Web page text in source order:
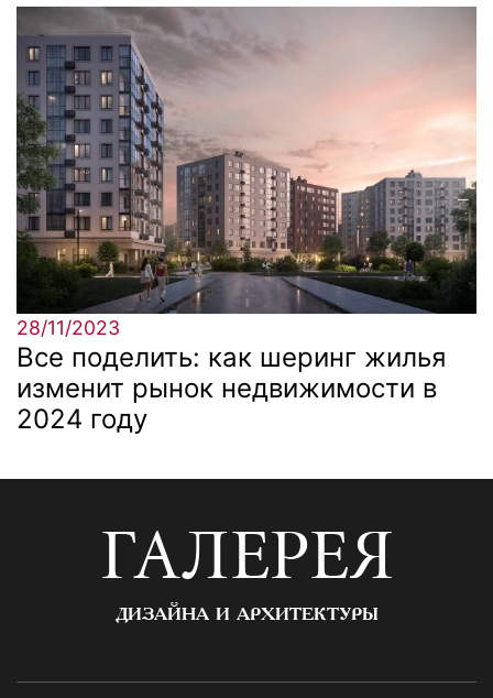
28/11/2023
Все поделить: как шеринг жилья
изменит рынок недвижимости в
2024 году
ГАЛЕРЕЯ
ДИЗАЙНА И АРХИТЕКТУРЫ